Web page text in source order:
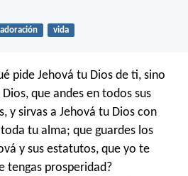
adoración vida
pide Jehová tu Dios de ti, sino
que andes en todos sus
y sirvas a Jehová tu Dios con
tu alma; que guardes los
y sus estatutos, que yo te
tengas prosperidad?